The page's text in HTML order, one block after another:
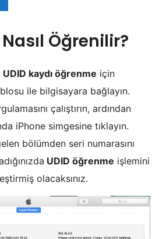
Nasıl Öğrenilir?
UDID kaydı öğrenme için
ile bilgisayara bağlayın.
çalıştırın, ardından
iPhone simgesine tıklayın.
bölümden seri numarasını
UDID öğrenme işlemini
olacaksınız.